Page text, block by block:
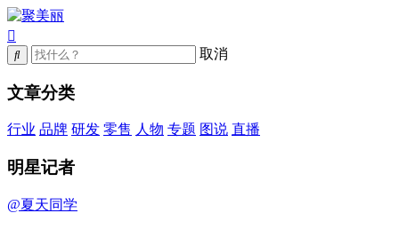
取消
文章分类
行业 品牌 研发 零售 人物 专题 图说 直播
明星记者
@夏天同学